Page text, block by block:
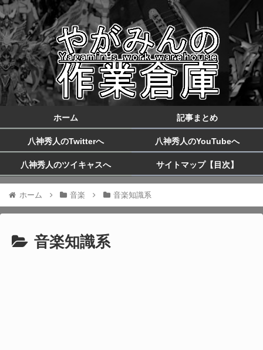
ホーム 記事まとめ
八神秀人のTwitterへ 八神秀人のYouTubeへ
八神秀人のツイキャスへ サイトマップ【目次】
ホーム 音楽 音楽知識系
音楽知識系